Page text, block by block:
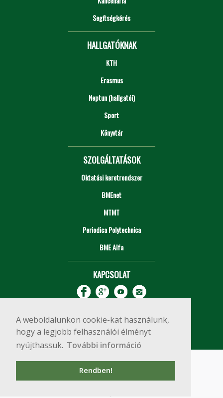
A weboldalunkon cookie-kat használunk,
hogy a legjobb felhasználói élményt
nyújthassuk. További információ
Rendben!
Segítségkérés
HALLGATÓKNAK
KTH
Erasmus
Neptun (hallgatói)
Sport
Könyvtár
SZOLGÁLTATÁSOK
Oktatási keretrendszer
BMEnet
MTMT
Periodica Polytechnica
BME Alfa
KAPCSOLAT
Copyright © 2020 BME Építőmérnöki Kar
1111 Budapest, Műegyetem rkp. 3.